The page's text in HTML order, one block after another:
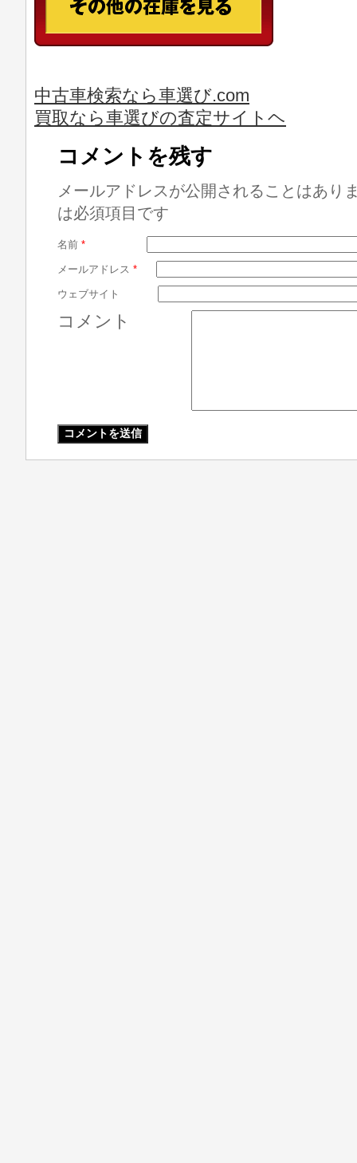
中古車検索なら車選び.com
買取なら車選びの査定サイトヘ
コメントを残す
メールアドレスが公開されることはあり
は必須項目です
名前 *
メールアドレス *
ウェブサイト
コメント